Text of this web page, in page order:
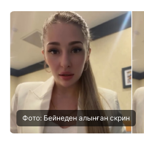
Фото: Бейнеден алынған скрин